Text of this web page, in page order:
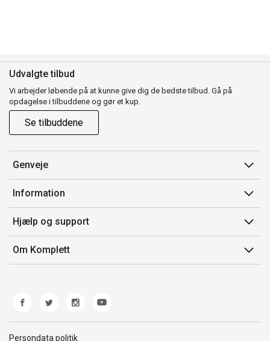
Udvalgte tilbud
Vi arbejder løbende på at kunne give dig de bedste tilbud. Gå på
opdagelse i tilbuddene og gør et kup.
Se tilbuddene
Genveje
Min side
Ordrehistorik
Gavekort
Information
Salgsbetingelser
Mærker/producent
Fortrydelsesret
Hjælp og support
Kontakt os
Kundeservice
Fejl/Mangler
Fragt og levering
Om Komplett
Persondata politik